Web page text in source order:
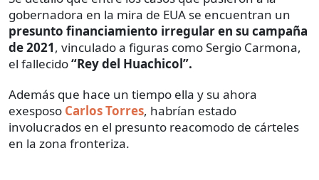
gobernadora en la mira de EUA se encuentran un
presunto financiamiento irregular en su campaña
de 2021, vinculado a figuras como Sergio Carmona,
el fallecido“Rey del Huachicol”.
Además que hace un tiempo ella y su ahora
exesposo Carlos Torres, habrían estado
involucrados en el presunto reacomodo de cárteles
en la zona fronteriza.